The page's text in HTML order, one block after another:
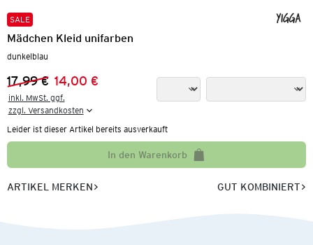
SALE
Mädchen Kleid unifarben
dunkelblau
Vorheriger Preis:
17,99 €
Neuer Preis:
14,00 €
inkl. MwSt. ggf.
zzgl. Versandkosten
Leider ist dieser Artikel bereits ausverkauft
In den Warenkorb
ARTIKEL MERKEN GUT KOMBINIERT